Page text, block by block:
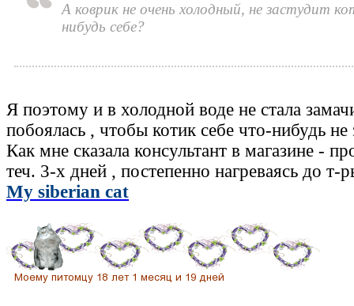
А коврик не очень холодный, не застудит
нибудь себе?
Я поэтому и в холодной воде не стала
побоялась , чтобы котик себе что-нибудь не
Как мне сказала консультант в магазине -
теч. 3-х дней , постепенно нагреваясь до т-
My siberian cat